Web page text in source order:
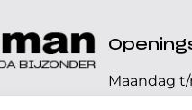
Maandag